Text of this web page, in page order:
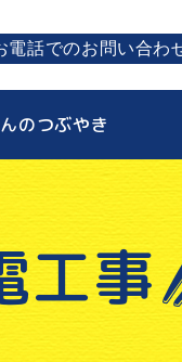
電話でのお問い合わ
のつぶやき
工事